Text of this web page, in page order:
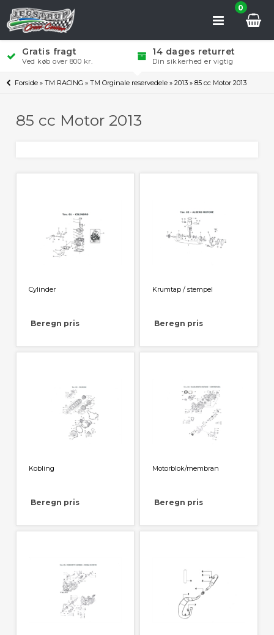
0
Gratis fragt
Ved køb over 800 kr.
14 dages returret
Din sikkerhed er vigtig
Forside »TM RACING »TM Orginale reservedele »2013 »85 cc Motor 2013
85 cc Motor 2013
Cylinder
Beregn pris
Krumtap / stempel
Beregn pris
Kobling
Beregn pris
Motorblok/membran
Beregn pris